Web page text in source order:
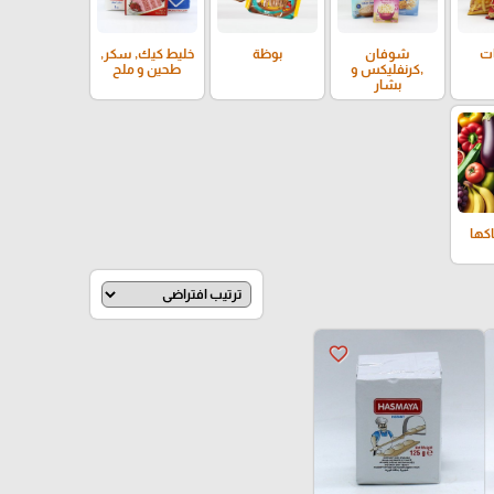
شوفان
,كرنفليكس و
بشار
بوظة
خليط كيك, سكر,
طحين و ملح
favorite_border